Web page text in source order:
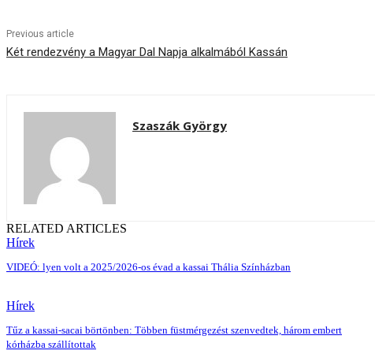
Previous article
Két rendezvény a Magyar Dal Napja alkalmából Kassán
Szaszák György
RELATED ARTICLES
Hírek
VIDEÓ: lyen volt a 2025/2026-os évad a kassai Thália Színházban
Hírek
Tűz a kassai-sacai börtönben: Többen füstmérgezést szenvedtek, három embert
kórházba szállítottak